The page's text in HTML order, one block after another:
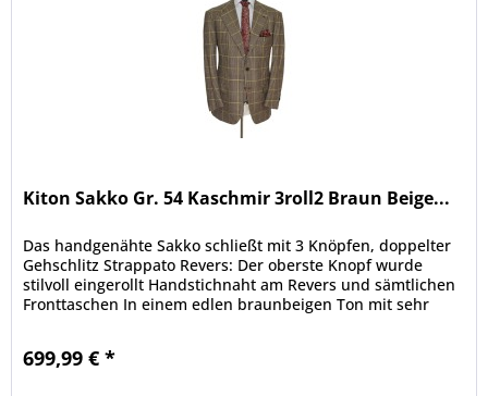
Kiton Sakko Gr. 54 Kaschmir 3roll2 Braun Beige...
Das handgenähte Sakko schließt mit 3 Knöpfen, doppelter
Gehschlitz Strappato Revers: Der oberste Knopf wurde
stilvoll eingerollt Handstichnaht am Revers und sämtlichen
Fronttaschen In einem edlen braunbeigen Ton mit sehr
699,99 € *